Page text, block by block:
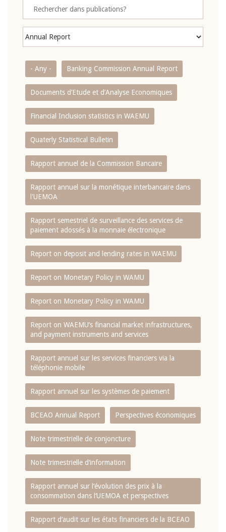
- Any - Banking Commission Annual Report
Documents d’Etude et d’Analyse Economiques
Financial Inclusion statistics in WAEMU
Quaterly Statistical Bulletin
Rapport annuel de la Commission Bancaire
Rapport annuel sur la monétique interbancaire dans
l'UEMOA
Rapport semestriel de surveillance des services de
paiement adossés à la monnaie électronique
Report on deposit and lending rates in WAEMU
Report on Monetary Policy in WAMU
Report on Monetary Policy in WAMU
Report on WAEMU’s financial market infrastructures,
and payment instruments and services
Rapport annuel sur les services financiers via la
téléphonie mobile
Rapport annuel sur les systèmes de paiement
BCEAO Annual Report Perspectives économiques
Note trimestrielle de conjoncture
Note trimestrielle d‘information
Rapport annuel sur l‘évolution des prix à la
consommation dans l‘UEMOA et perspectives
Rapport d‘audit sur les états financiers de la BCEAO